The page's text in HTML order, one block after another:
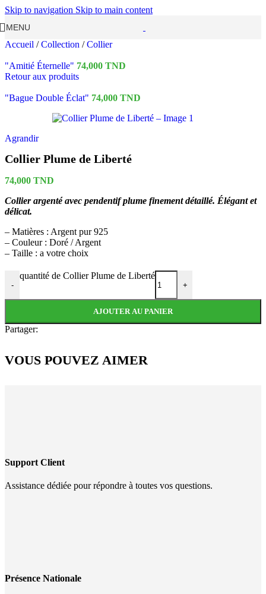
Skip to navigation Skip to main content
MENU
Accueil / Collection / Collier
"Amitié Éternelle" 74,000 TND
Retour aux produits
"Bague Double Éclat" 74,000 TND
Agrandir
Collier Plume de Liberté
74,000 TND
Collier argenté avec pendentif plume finement détaillé. Élégant et
délicat.
– Matières : Argent pur 925
– Couleur : Doré / Argent
– Taille : a votre choix
-
quantité de Collier Plume de Liberté
+
AJOUTER AU PANIER
Partager:
VOUS POUVEZ AIMER
Support Client
Assistance dédiée pour répondre à toutes vos questions.
Présence Nationale